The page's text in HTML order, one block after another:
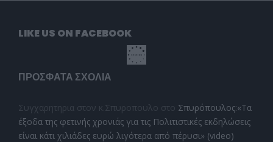
LIKE US ON FACEBOOK
ΠΡΌΣΦΑΤΑ ΣΧΌΛΙΑ
Συγχαρητηρια στον κ.Σπυροπουλο στο Σπυρόπουλος:«Τα
έξοδα της φετινής χρονιάς για τις Πολιτιστικές εκδηλώσεις
είναι κάτι χιλιάδες ευρώ λιγότερα από πέρυσι» (video)